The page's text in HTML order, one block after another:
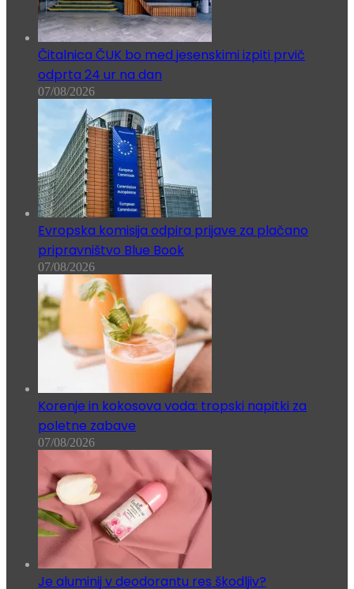
Čitalnica ČUK bo med jesenskimi izpiti prvič
odprta 24 ur na dan
07/08/2026
Evropska komisija odpira prijave za plačano
pripravništvo Blue Book
07/08/2026
Korenje in kokosova voda: tropski napitki za
poletne zabave
07/08/2026
Je aluminij v deodorantu res škodljiv?